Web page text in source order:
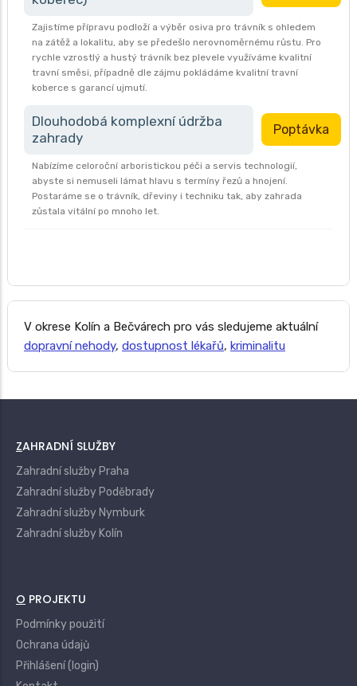
Zajistíme přípravu podloží a výběr osiva pro trávník s ohledem
na zátěž a lokalitu, aby se předešlo nerovnoměrnému růstu. Pro
rychle vzrostlý a hustý trávník bez plevele využíváme kvalitní
travní směsi, případně dle zájmu pokládáme kvalitní travní
koberce s garancí ujmutí.
Dlouhodobá komplexní údržba
zahrady
Poptávka
Nabízíme celoroční arboristickou péči a servis technologií,
abyste si nemuseli lámat hlavu s termíny řezů a hnojení.
Postaráme se o trávník, dřeviny i techniku tak, aby zahrada
zůstala vitální po mnoho let.
V okrese Kolín a Bečvárech pro vás sledujeme aktuální
dopravní nehody, dostupnost lékařů, kriminalitu
ZAHRADNÍ SLUŽBY
Zahradní služby Praha
Zahradní služby Poděbrady
Zahradní služby Nymburk
Zahradní služby Kolín
O PROJEKTU
Podmínky použití
Ochrana údajů
Přihlášení (login)